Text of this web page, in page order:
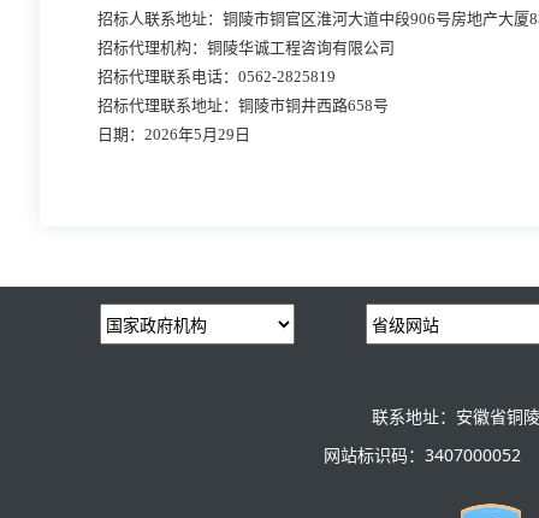
招标人联系地址：铜陵市铜官区淮河大道中段906号房地产大厦
招标代理机构：铜陵华诚工程咨询有限公司
招标代理联系电话： 0562-2825819
招标代理联系地址：铜陵市铜井西路658号
日期： 2026年5月29日
联系地址：安徽省铜
网站标识码：3407000052